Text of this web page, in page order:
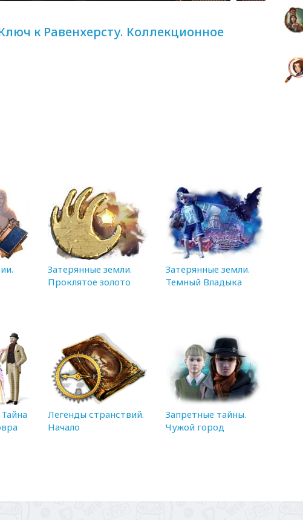
к Равенхерсту. Коллекционное
Затерянные земли.
Проклятое золото
Затерянные земли.
Темный Владыка
Легенды странствий.
Начало
Запретные тайны.
Чужой город